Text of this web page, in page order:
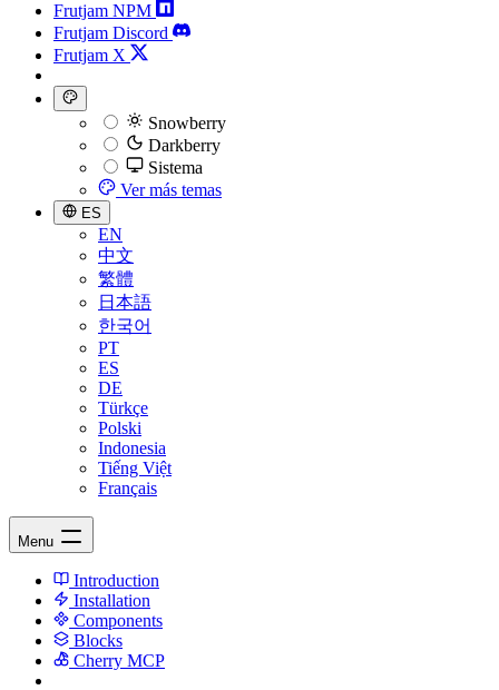
Frutjam NPM
Frutjam Discord
Frutjam X
Snowberry
Darkberry
Sistema
Ver más temas
ES
EN
中文
繁體
日本語
한국어
PT
ES
DE
Türkçe
Polski
Indonesia
Tiếng Việt
Français
Menu
Introduction
Installation
Components
Blocks
Cherry MCP